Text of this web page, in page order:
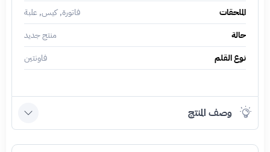
الملحقات
فاتورة, كيس, علبة
حالة
منتج جديد
نوع القلم
فاونتين
وصف المنتج